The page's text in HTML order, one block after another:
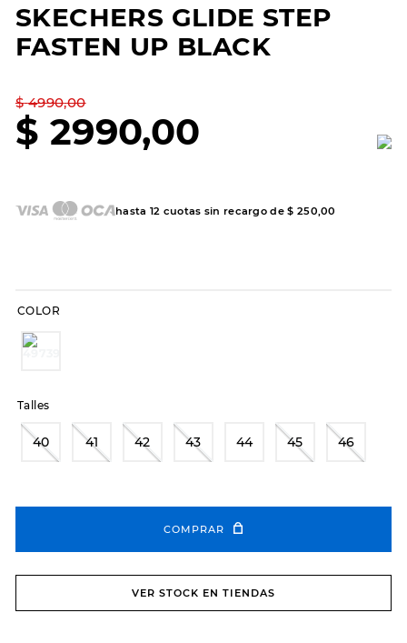
SKECHERS GLIDE STEP
FASTEN UP BLACK
$ 4990,00
$ 2990,00
hasta 12 cuotas sin recargo de$ 250 ,00
COLOR
Talles
40 41 42 43 44 45 46
COMPRAR
VER STOCK EN TIENDAS
3 .
skechers slip-ins
.
championes